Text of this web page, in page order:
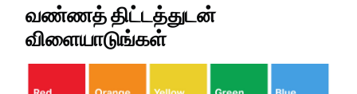
வண்ணத் திட்டத்துடன்
விளையாடுங்கள்